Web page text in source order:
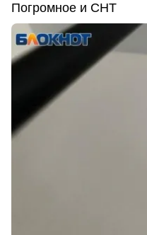
Погромное и СНТ